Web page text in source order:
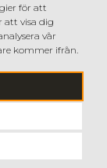
för att
att visa dig
vår
kommer ifrån.
erbjuda
i